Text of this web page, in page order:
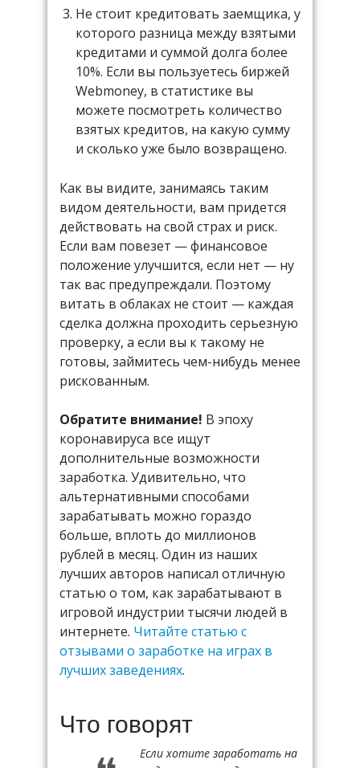
Не стоит кредитовать заемщика, у
которого разница между взятыми
кредитами и суммой долга более
10%. Если вы пользуетесь биржей
Webmoney, в статистике вы
можете посмотреть количество
взятых кредитов, на какую сумму
и сколько уже было возвращено.
Как вы видите, занимаясь таким
видом деятельности, вам придется
действовать на свой страх и риск.
Если вам повезет — финансовое
положение улучшится, если нет — ну
так вас предупреждали. Поэтому
витать в облаках не стоит — каждая
сделка должна проходить серьезную
проверку, а если вы к такому не
готовы, займитесь чем-нибудь менее
рискованным.
Обратите внимание! В эпоху
коронавируса все ищут
дополнительные возможности
заработка. Удивительно, что
альтернативными способами
зарабатывать можно гораздо
больше, вплоть до миллионов
рублей в месяц. Один из наших
лучших авторов написал отличную
статью о том, как зарабатывают в
игровой индустрии тысячи людей в
интернете. Читайте статью с
отзывами о заработке на играх в
лучших заведениях.
Что говорят
Если хотите заработать на